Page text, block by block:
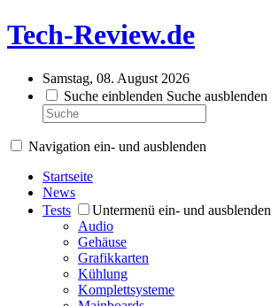
Tech-Review.de
Samstag, 08. August 2026
Suche einblenden Suche ausblenden
Navigation ein- und ausblenden
Startseite
News
Tests
Untermenü ein- und ausblenden
Audio
Gehäuse
Grafikkarten
Kühlung
Komplettsysteme